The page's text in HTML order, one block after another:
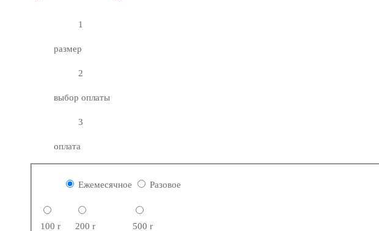
1
размер
2
выбор оплаты
3
оплата
Ежемесячное Разовое
100r 200r 500r